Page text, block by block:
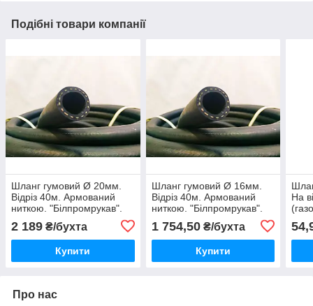
Подібні товари компанії
Шланг гумовий Ø 20мм.
Відріз 40м. Армований
ниткою. "Білпромрукав".
2 189 ₴/бухта
Купити
Шланг гумовий Ø 16мм.
Відріз 40м. Армований
ниткою. "Білпромрукав".
1 754,50₴/бухта
Купити
На
Про нас